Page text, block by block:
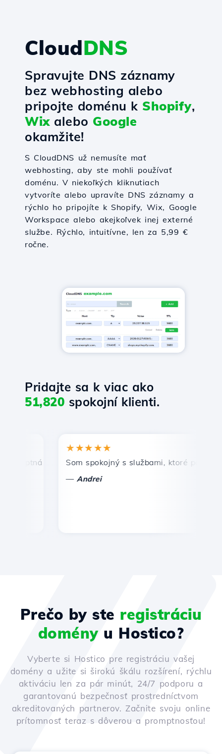
CloudDNS
Spravujte DNS záznamy
bez webhosting alebo
pripojte doménu k Shopify,
Wixalebo Google
okamžite!
S CloudDNS už nemusíte mať
webhosting, aby ste mohli používať
doménu. V niekoľkých kliknutiach
vytvoríte alebo upravíte DNS záznamy a
rýchlo ho pripojíte k Shopify, Wix, Google
Workspace alebo akejkoľvek inej externé
službe. Rýchlo, intuitívne, len za 5,99 €
ročne.
Pridajte sa k viac ako
51,820 spokojní klienti.
a efektívna technická podpora.
★★★★★
Som spokojný s službami, ktoré ponúka
Andrei
Prečo by ste registráciu
doményu Hostico?
Vyberte si Hostico pre registráciu vašej
domény a užite si širokú škálu rozšírení, rýchlu
aktiváciu len za pár minút, 24/7 podporu a
garantovanú bezpečnosť prostredníctvom
akreditovaných partnerov. Začnite svoju online
prítomnosť teraz s dôverou a promptnosťou!